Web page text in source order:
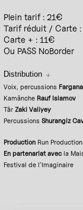
Plein tarif : 21€
Tarif réduit / Carte
Carte + : 11€
Ou PASS NoBorder
Distribution
Voix, percussions
Kamânche Rauf Islamov
TârZaki Valiyey
PercussionsShurangiz
Production Run
En partenariat avec la
Festival de l’Imaginaire